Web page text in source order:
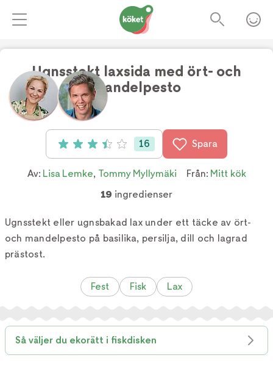
Ugnsstekt laxsida med ört- och
mandelpesto
Betyg: 3.44 av 5 (16 röster)
16 Spara
Av: Lisa Lemke, Tommy Myllymäki Från: Mitt kök
19 ingredienser
Ugnsstekt eller ugnsbakad lax under ett täcke av ört-
och mandelpesto på basilika, persilja, dill och lagrad
prästost.
Fest Fisk Lax
Så väljer du ekorätt i fiskdisken